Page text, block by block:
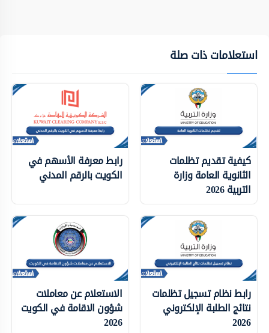
استعلامات ذات صلة
كيفية تقديم تظلمات
الثانوية العامة وزارة
التربية 2026
رابط معرفة الأسهم في
الكويت بالرقم المدني
رابط نظام تسجيل تظلمات
نتائج الطلبة الإلكتروني
2026
الاستعلام عن معاملات
شؤون الاقامة في الكويت
2026